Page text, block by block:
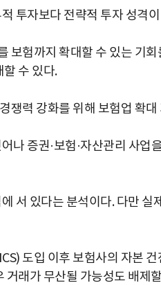
투자보다 전략적 투자 성격
보험까지 확대할 수 있는 기
수 있다.
쟁력 강화를 위해 보험업 확
나 증권·보험·자산관리 사업
서 있다는 분석이다. 다만 실
도입 이후 보험사의 자본
거래가 무산될 가능성도 배제